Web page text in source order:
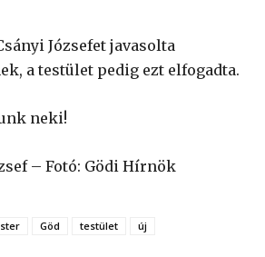
Józsefet javasolta
a testület pedig ezt elfogadta.
neki!
– Fotó: Gödi Hírnök
Göd testület új